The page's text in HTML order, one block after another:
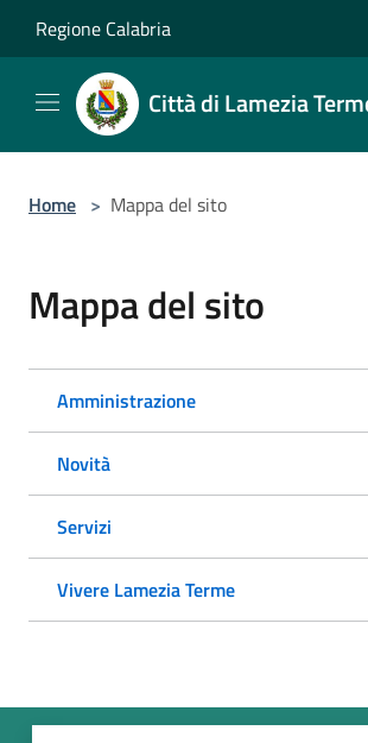
Regione Calabria
Città di Lamezia
Home > Mappa del sito
Mappa del sito
Amministrazione
Novità
Servizi
Vivere Lamezia Terme